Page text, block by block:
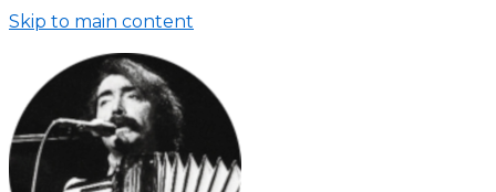
Skip to main content